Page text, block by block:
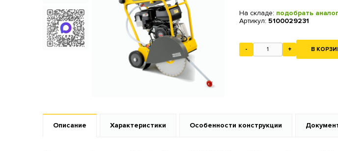
На складе: подобрать аналог
Артикул: 5100029231
- + В
Описание Характеристики Особенности конструкции